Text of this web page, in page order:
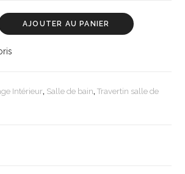
AJOUTER AU PANIER
Intérieur, Salle de bain,Travertin salle de